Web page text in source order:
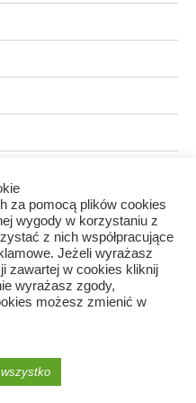
za pomocą plików cookies
wygody w korzystaniu z
z nich współpracujące
Jeżeli wyrażasz
zawartej w cookies kliknij
wyrażasz zgody,
możesz zmienić w